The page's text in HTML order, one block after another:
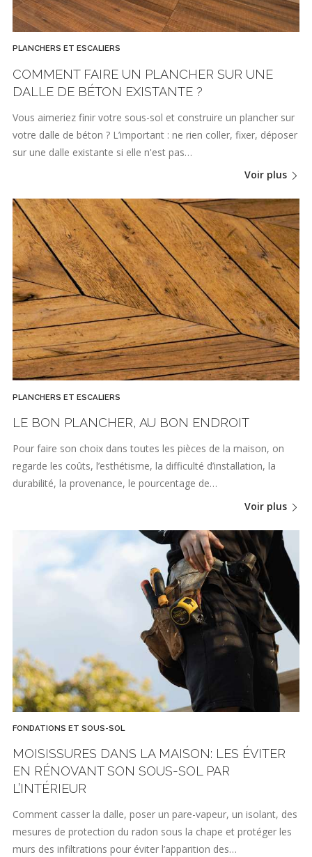
PLANCHERS ET ESCALIERS
COMMENT FAIRE UN PLANCHER SUR UNE
DALLE DE BÉTON EXISTANTE ?
Vous aimeriez finir votre sous-sol et construire un plancher sur
votre dalle de béton ? L’important : ne rien coller, fixer, déposer
sur une dalle existante si elle n'est pas…
Voir plus
PLANCHERS ET ESCALIERS
LE BON PLANCHER, AU BON ENDROIT
Pour faire son choix dans toutes les pièces de la maison, on
regarde les coûts, l’esthétisme, la difficulté d’installation, la
durabilité, la provenance, le pourcentage de…
Voir plus
FONDATIONS ET SOUS-SOL
MOISISSURES DANS LA MAISON: LES ÉVITER
EN RÉNOVANT SON SOUS-SOL PAR
L’INTÉRIEUR
Comment casser la dalle, poser un pare-vapeur, un isolant, des
mesures de protection du radon sous la chape et protéger les
murs des infiltrations pour éviter l’apparition des…